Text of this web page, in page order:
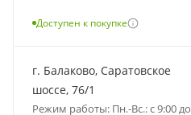
Доступен к покупке
г. Балаково, Саратовское
шоссе, 76/1
Режим работы: Пн.-Вс.: с 9:00 до